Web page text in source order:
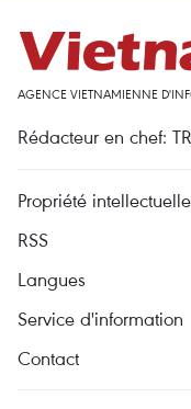
AGENCE VIETNAMIENNE
Rédacteur en chef:
Propriété intellectuelle
RSS
Langues
Service d'information
Contact